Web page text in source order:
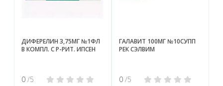
ДИФЕРЕЛИН 3,75МГ №1ФЛ
В КОМПЛ. С Р-РИТ. ИПСЕН
0 /5
ГАЛАВИТ 100МГ №10СУПП
РЕК СЭЛВИМ
0 /5